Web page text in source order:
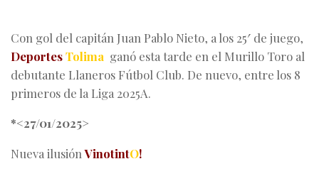
Con gol del capitán Juan Pablo Nieto, a los 25′ de juego,
DeportesTolima ganó esta tarde en el Murillo Toro al
debutante Llaneros Fútbol Club. De nuevo, entre los 8
primeros de la Liga 2025A.
*<27/01/2025>
Nueva ilusiónVinotintO!